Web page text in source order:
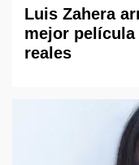
Luis Zahera
mejor película
reales